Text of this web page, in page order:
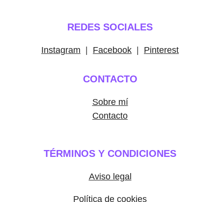
REDES SOCIALES
Instagram Facebook Pinterest
CONTACTO
Sobre mí
Contacto
TÉRMINOS Y CONDICIONES
Aviso legal
Política de cookies